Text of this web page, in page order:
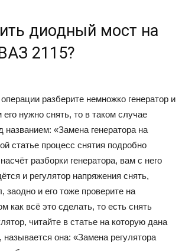
диодный мост на
2115?
разберите немножко генератор и
его нужно снять, то в таком случае
названием: «Замена генератора на
статье процесс снятия подробно
разборки генератора, вам с него
и регулятор напряжения снять,
и его тоже проверите на
как всё это сделать, то есть снять
читайте в статье на которую дана
она: «Замена регулятора